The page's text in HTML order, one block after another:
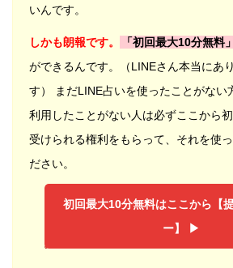
いんです。
しかも朗報です。 「初回最大10分無料」
ができるんです。（LINEさん本当にあ
す） まだLINE占いを使ったことがない
利用したことがない人は必ずここから
受けられる権利をもらって、それを使
ださい。
初回最大10分無料はここから【
ー】 ▶︎